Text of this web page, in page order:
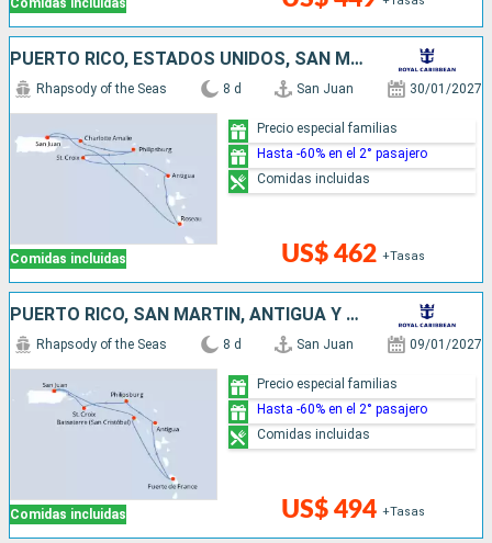
Comidas incluidas
PUERTO RICO, ESTADOS UNIDOS, SAN MARTÍN, ANTIGUA Y BARBUDA, DOMINICA
Comidas incluidas
Rhapsody of the Seas 8 d San Juan 30/01/2027
US$ 462 +Tasas
Precio especial familias
Hasta -60% en el 2° pasajero
Comidas incluidas
PUERTO RICO, SAN MARTÍN, ANTIGUA Y BARBUDA
Comidas incluidas
Rhapsody of the Seas 8 d San Juan 09/01/2027
US$ 494 +Tasas
Precio especial familias
Hasta -60% en el 2° pasajero
Comidas incluidas